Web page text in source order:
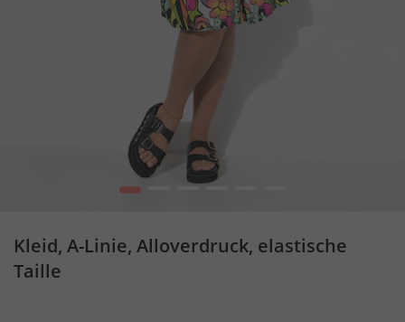
1
Kleid, A-Linie, Alloverdruck, elastische
Taille